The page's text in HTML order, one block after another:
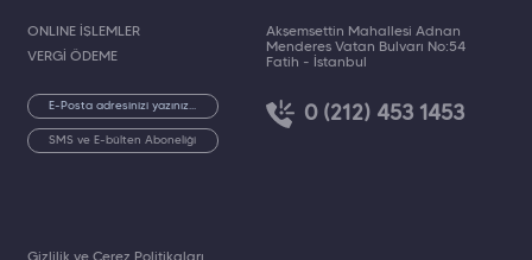
ONLINE İŞLEMLER
VERGİ ÖDEME
SMS ve E-bülten Aboneliği
Akşemsettin Mahallesi Adnan
Menderes Vatan Bulvarı No:54
Fatih - İstanbul
0 (212) 453 1453
Gizlilik ve Çerez Politikaları